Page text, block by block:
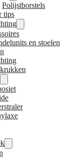
Polijstborstels
tips
en stoelen